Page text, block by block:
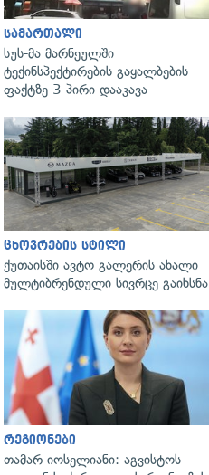
გადახედვა
სამართალი
სუს-მა მარნეულში
ტექინსპექტირების გაყალბების
ფაქტზე 3 პირი დააკავა
ცხოვრების სტილი
ქუთაისში ავტო გალერის ახალი
მულტიბრენდული სივრცე გაიხსნა
რეგიონები
თამარ იოსელიანი: აგვისტოს